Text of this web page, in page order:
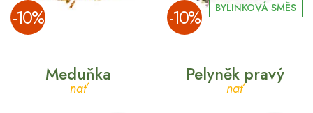
­-10% BYLINKOVÁ SMĚS
­-10%
Meduňka
nať
Pelyněk pravý
nať